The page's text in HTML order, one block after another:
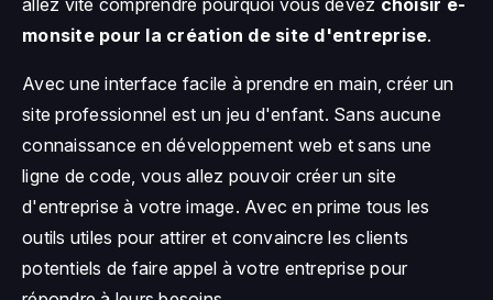
allez vite comprendre pourquoi vous devez choisir e-
monsite pour la création de site d'entreprise.
Avec une interface facile à prendre en main, créer un
site professionnel est un jeu d'enfant. Sans aucune
connaissance en développement web et sans une
ligne de code, vous allez pouvoir créer un site
d'entreprise à votre image. Avec en prime tous les
outils utiles pour attirer et convaincre les clients
potentiels de faire appel à votre entreprise pour